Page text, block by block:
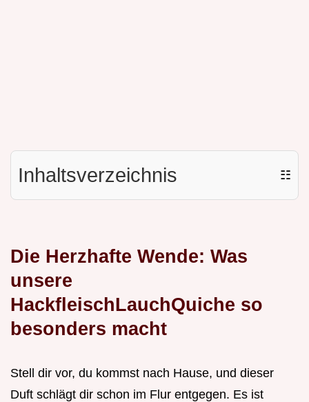
Inhaltsverzeichnis ☷
Die Herzhafte Wende: Was
unsere
HackfleischLauchQuiche so
besonders macht
Stell dir vor, du kommst nach Hause, und dieser
Duft schlägt dir schon im Flur entgegen. Es ist